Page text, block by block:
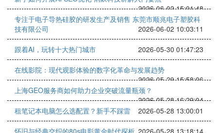
2026-06-02 15:01:48
专注于电子导热硅胶的研发生产及销售 东莞市顺兆电子塑胶科
技有限公司
2026-06-02 10:03:11
跟着AI，玩转十大热门城市 2026-05-30 01:47:23
在线影院：现代观影体验的数字化革命与发展趋势
2026-05-29 15:58:06
上海GEO服务商如何助力企业突破流量瓶颈？
2026-05-28 16:29:04
租笔记本电脑怎么选配置？新手不踩雷
2026-05-28 13:00:01
怀旧与经典交织的80s电影黄金时代探析 2026-05-28 13:18:14